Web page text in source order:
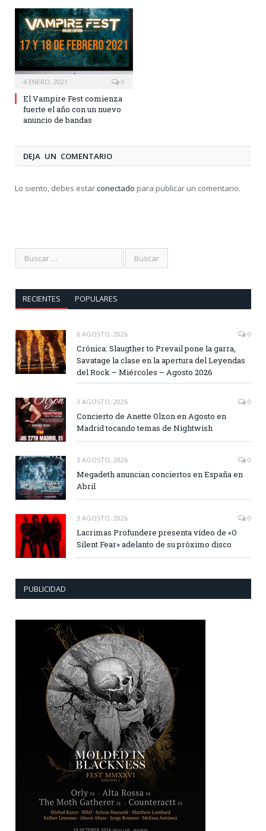
4 ENERO, 2021 0
El Vampire Fest comienza
fuerte el año con un nuevo
anuncio de bandas
DEJA UN COMENTARIO
Lo siento, debes estarconectado para publicar un comentario.
RECIENTES POPULARES
6 AGOSTO, 2026 0
Crónica: Slaugther to Prevail pone la garra,
Savatage la clase en la apertura del Leyendas
del Rock – Miércoles – Agosto 2026
3 AGOSTO, 2026 0
Concierto de Anette Olzon en Agosto en
Madrid tocando temas de Nightwish
3 AGOSTO, 2026 0
Megadeth anuncian conciertos en España en
Abril
3 AGOSTO, 2026 0
Lacrimas Profundere presenta vídeo de «O
Silent Fear» adelanto de su próximo disco
PUBLICIDAD